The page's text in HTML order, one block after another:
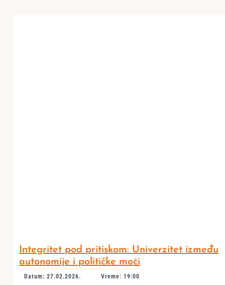
Integritet pod pritiskom: Univerzitet između
autonomije i političke moći
Datum: 27.02.2026. Vreme: 19:00